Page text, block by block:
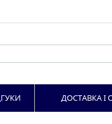
ДОСТАВКА І